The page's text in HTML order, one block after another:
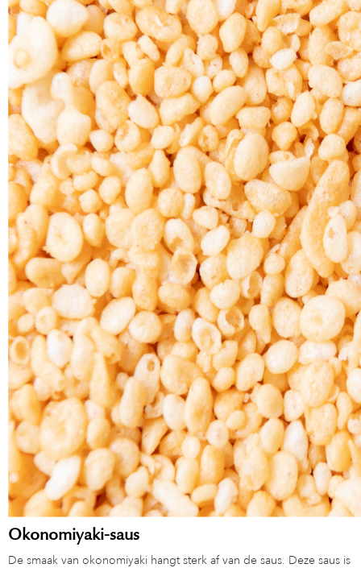
Okonomiyaki-saus
De smaak van okonomiyaki hangt sterk af van de saus. Deze saus is